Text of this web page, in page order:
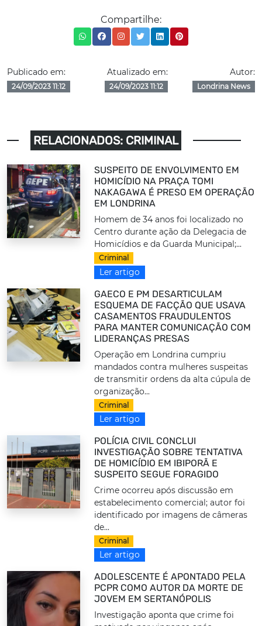
Compartilhe:
Publicado em:
24/09/2023 11:12
Atualizado em:
24/09/2023 11:12
Autor:
Londrina News
RELACIONADOS: CRIMINAL
SUSPEITO DE ENVOLVIMENTO EM
HOMICÍDIO NA PRAÇA TOMI
NAKAGAWA É PRESO EM OPERAÇÃO
EM LONDRINA
Homem de 34 anos foi localizado no
Centro durante ação da Delegacia de
Homicídios e da Guarda Municipal;...
Criminal
Ler artigo
GAECO E PM DESARTICULAM
ESQUEMA DE FACÇÃO QUE USAVA
CASAMENTOS FRAUDULENTOS
PARA MANTER COMUNICAÇÃO COM
LIDERANÇAS PRESAS
Operação em Londrina cumpriu
mandados contra mulheres suspeitas
de transmitir ordens da alta cúpula de
organização...
Criminal
Ler artigo
POLÍCIA CIVIL CONCLUI
INVESTIGAÇÃO SOBRE TENTATIVA
DE HOMICÍDIO EM IBIPORÃ E
SUSPEITO SEGUE FORAGIDO
Crime ocorreu após discussão em
estabelecimento comercial; autor foi
identificado por imagens de câmeras
de...
Criminal
Ler artigo
ADOLESCENTE É APONTADO PELA
PCPR COMO AUTOR DA MORTE DE
JOVEM EM SERTANÓPOLIS
Investigação aponta que crime foi